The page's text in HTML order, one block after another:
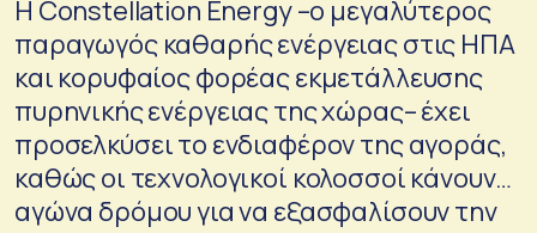
Η Constellation Energy –ο μεγαλύτερος
παραγωγός καθαρής ενέργειας στις ΗΠΑ
και κορυφαίος φορέας εκμετάλλευσης
πυρηνικής ενέργειας της χώρας– έχει
προσελκύσει το ενδιαφέρον της αγοράς,
καθώς οι τεχνολογικοί κολοσσοί κάνουν…
αγώνα δρόμου για να εξασφαλίσουν την